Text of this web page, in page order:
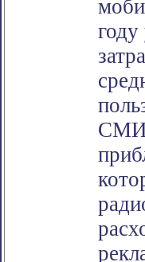
СМИ